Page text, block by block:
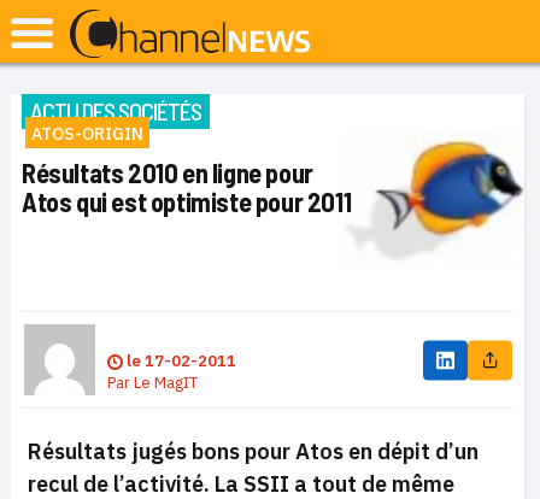
ACTU DES SOCIÉTÉS
ATOS-ORIGIN
Résultats 2010 en ligne pour
Atos qui est optimiste pour 2011
le17-02-2011
ParLe MagIT
Résultats jugés bons pour Atos en dépit d’un
recul de l’activité. La SSII a tout de même